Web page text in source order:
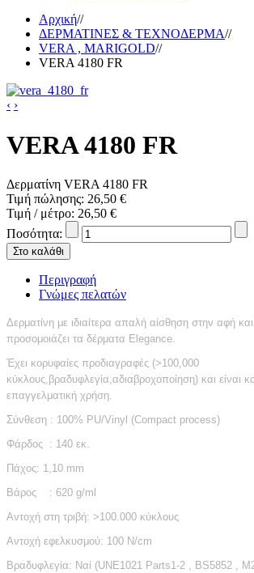
Αρχική//
ΔΕΡΜΑΤΙΝΕΣ & ΤΕΧΝΟΔΕΡΜΑ//
VERA , MARIGOLD//
VERA 4180 FR
‹ ›
VERA 4180 FR
Δερματίνη VERA 4180 FR
Τιμή πώλησης: 26,50 €
Τιμή / μέτρο: 26,50 €
Ποσότητα:
Περιγραφή
Γνώμες πελατών
Δερματίνη με ιδιαίτερα απαλή αίσθηση στην αφή
προσομοιάζει τα δέρματα Elegance.
Έχει κορυφαίες προδιαγραφές (>100,000
κύκλους,βραδυφλεγία,αδιαβροχοποίηση) και είναι
επαγγελματική χρήση.
Σύνθεση : 100% PU/Vinyl (Compact process)
Φάρδος : 140 εκ.
Πάχος: 1,10 mm
Βάρος : 620 g/ml
Αντοχή στη τριβή: >100.000 κύκλους
Αντοχή εφελκυσμού: 100 N/cm
Βραδυφλεγία: Nαί (UNE1021 Parts1-2 , BS5852 ,